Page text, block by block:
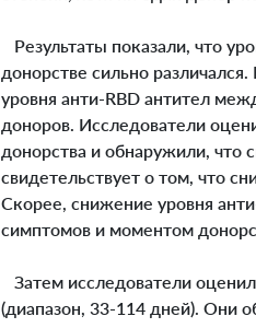
Результаты показали, что
донорстве сильно
уровня анти-RBD антител
доноров. Исследователи
донорства и обнаружили, что
свидетельствует о том, что
Скорее, снижение уровня
симптомов и моментом
Затем исследователи
(диапазон, 33-114 дней). Они